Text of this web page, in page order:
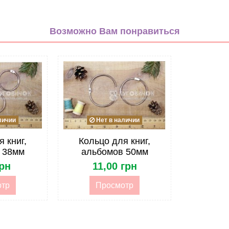
Возможно Вам понравиться
книг,
38мм
Нет в наличии
Кольцо для книг,
альбомов 50мм
11,00 грн
Просмотр